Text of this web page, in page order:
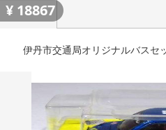
¥ 18867
伊丹市交通局オリジナルバスセ